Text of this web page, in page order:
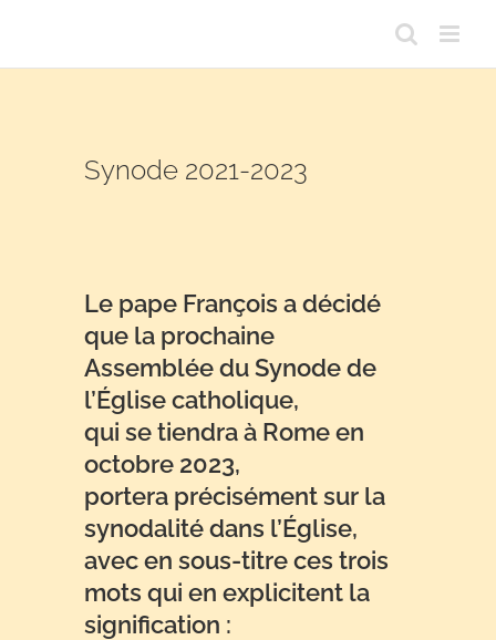
Synode 2021-2023
Le pape François a décidé
que la prochaine
Assemblée du Synode de
l’Église catholique,
qui se tiendra à Rome en
octobre 2023,
portera précisément sur la
synodalité dans l’Église,
avec en sous-titre ces trois
mots qui en explicitent la
signification :